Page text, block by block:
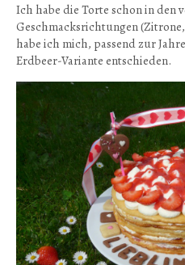
Ich habe die Torte schon in den
Geschmacksrichtungen
habe ich mich, passend zur
Erdbeer-Variante entschieden.